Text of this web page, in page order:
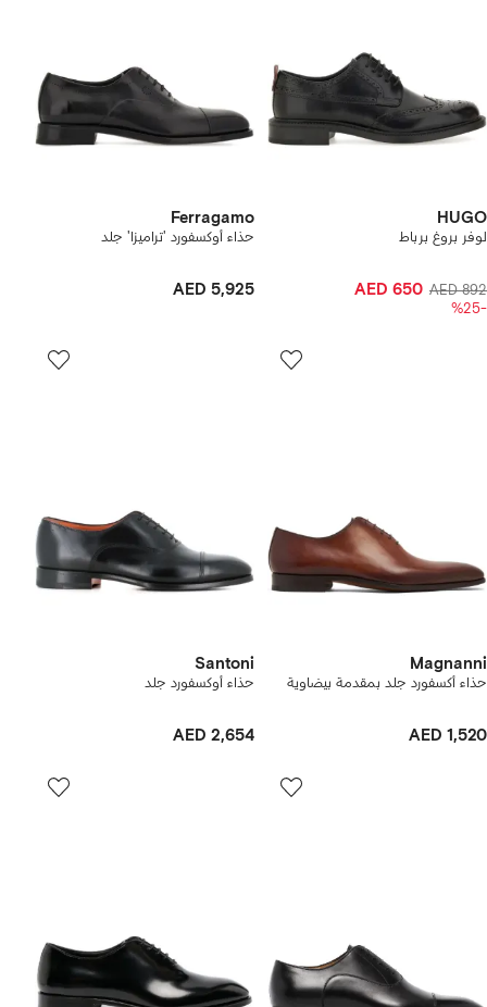
HUGO
لوفر بروغ برباط
AED 892
AED 650
-%25
Ferragamo
حذاء أوكسفورد 'تراميزا' جلد
AED 5,925
Magnanni
حذاء أكسفورد جلد بمقدمة بيضاوية
AED 1,520
Santoni
حذاء أوكسفورد جلد
AED 2,654